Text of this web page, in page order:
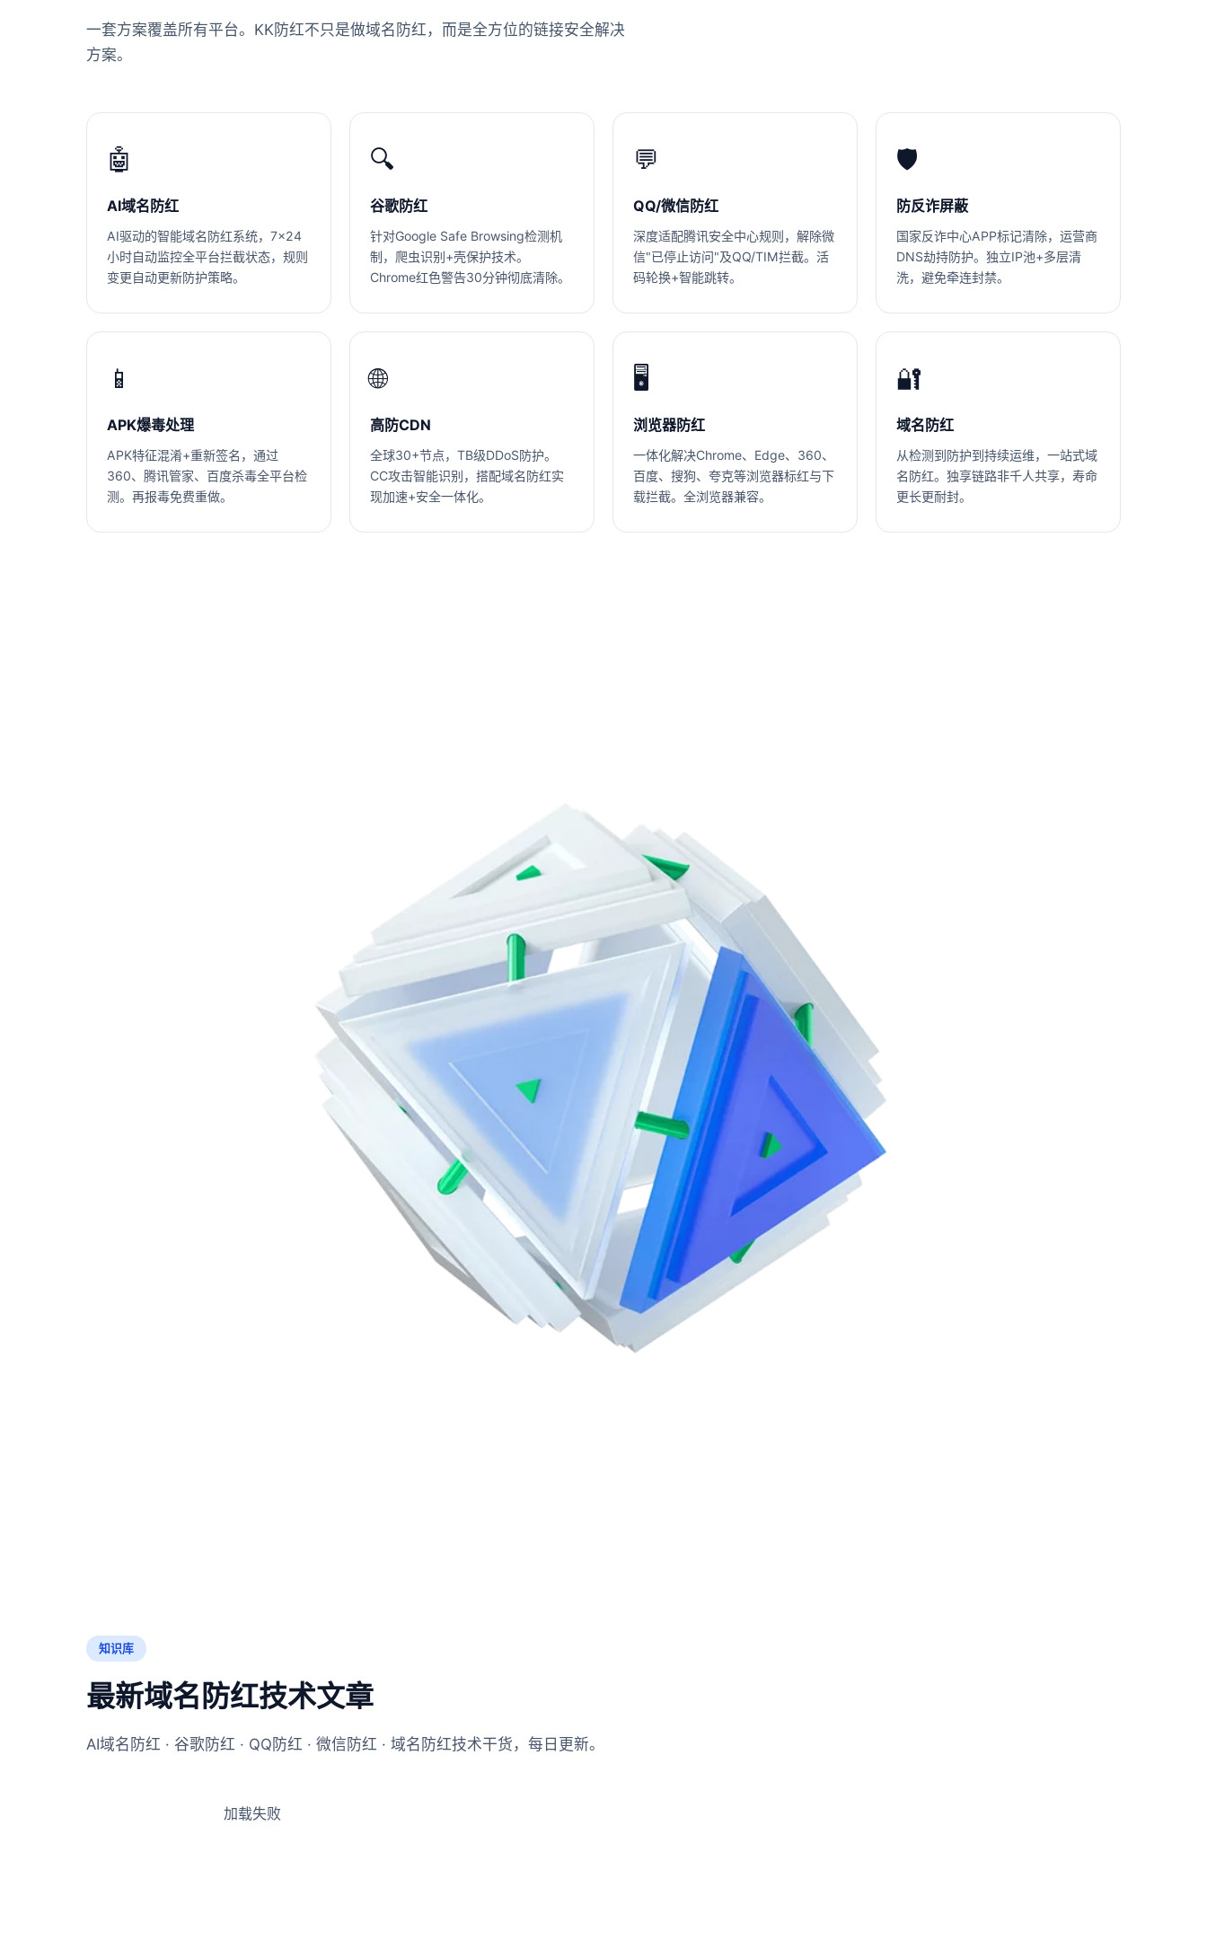
一套方案覆盖所有平台。KK防红不只是做域名防红，而是全方位的链接安全解决
方案。
🤖
AI域名防红
AI驱动的智能域名防红系统，7×24
小时自动监控全平台拦截状态，规则
变更自动更新防护策略。
🔍
谷歌防红
针对Google Safe Browsing检测机
制，爬虫识别+壳保护技术。
Chrome红色警告30分钟彻底清除。
💬
QQ/微信防红
深度适配腾讯安全中心规则，解除微
信"已停止访问"及QQ/TIM拦截。活
码轮换+智能跳转。
🛡️
防反诈屏蔽
国家反诈中心APP标记清除，运营商
DNS劫持防护。独立IP池+多层清
洗，避免牵连封禁。
📱
APK爆毒处理
APK特征混淆+重新签名，通过
360、腾讯管家、百度杀毒全平台检
测。再报毒免费重做。
🌐
高防CDN
全球30+节点，TB级DDoS防护。
CC攻击智能识别，搭配域名防红实
现加速+安全一体化。
🖥️
浏览器防红
一体化解决Chrome、Edge、360、
百度、搜狗、夸克等浏览器标红与下
载拦截。全浏览器兼容。
🔐
域名防红
从检测到防护到持续运维，一站式域
名防红。独享链路非千人共享，寿命
更长更耐封。
知识库
最新域名防红技术文章
AI域名防红 · 谷歌防红 · QQ防红 · 微信防红 · 域名防红技术干货，每日更新。
加载失败